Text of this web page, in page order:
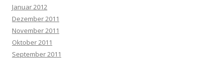
Januar 2012
Dezember 2011
November 2011
Oktober 2011
September 2011